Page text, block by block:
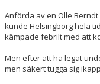
Anförda av en Olle
kunde Helsingborg hela
kämpade febrilt med att
Men efter att ha legat
men säkert tugga sig